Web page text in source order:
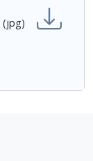
(jpg)